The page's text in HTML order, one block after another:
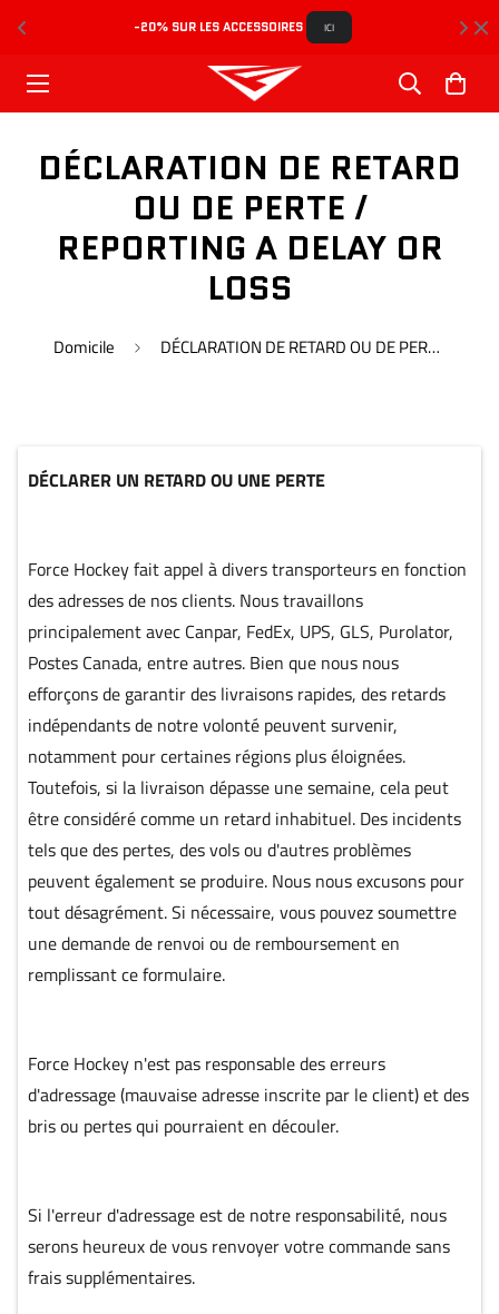
-20% SUR LES ACCESSOIRES ICI
DÉCLARATION DE RETARD
OU DE PERTE /
REPORTING A DELAY OR
LOSS
Domicile DÉCLARATION DE RETARD OU DE PERTE / REPORTING A DELAY OR LOSS
DÉCLARER UN RETARD OU UNE PERTE
Force Hockey fait appel à divers transporteurs en fonction
des adresses de nos clients. Nous travaillons
principalement avec Canpar, FedEx, UPS, GLS, Purolator,
Postes Canada, entre autres. Bien que nous nous
efforçons de garantir des livraisons rapides, des retards
indépendants de notre volonté peuvent survenir,
notamment pour certaines régions plus éloignées.
Toutefois, si la livraison dépasse une semaine, cela peut
être considéré comme un retard inhabituel. Des incidents
tels que des pertes, des vols ou d'autres problèmes
peuvent également se produire. Nous nous excusons pour
tout désagrément. Si nécessaire, vous pouvez soumettre
une demande de renvoi ou de remboursement en
remplissant ce formulaire.
Force Hockey n'est pas responsable des erreurs
d'adressage (mauvaise adresse inscrite par le client) et des
bris ou pertes qui pourraient en découler.
Si l'erreur d'adressage est de notre responsabilité, nous
serons heureux de vous renvoyer votre commande sans
frais supplémentaires.